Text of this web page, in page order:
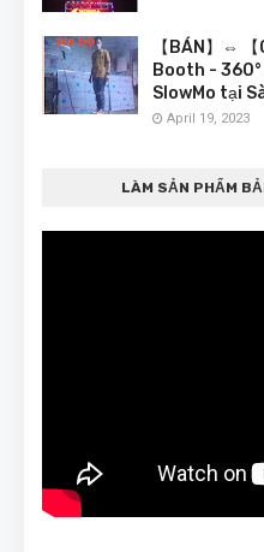
【BÁN】⇔
Booth -
SlowMo tại
April 19, 2023
LÀM SẢN PHẨM